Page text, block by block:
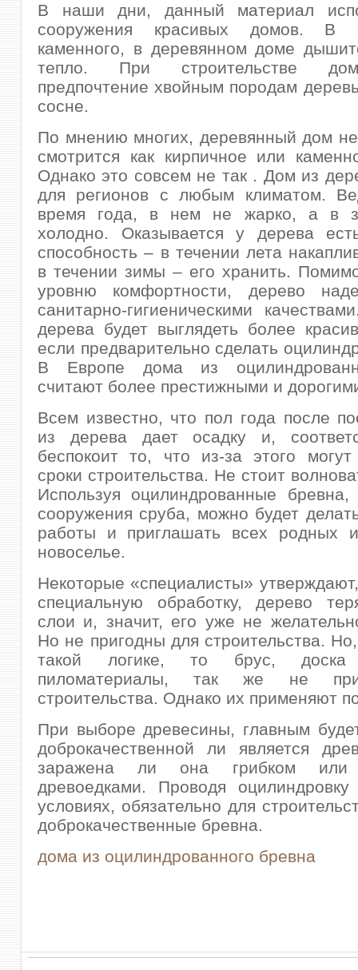
В наши дни, данный материал
сооружения красивых домов. В
каменного, в деревянном доме
тепло. При строительстве
предпочтение хвойным породам
сосне.
По мнению многих, деревянный дом
смотрится как кирпичное или
Однако это совсем не так . Дом из
для регионов с любым климатом.
время года, в нем не жарко, а в
холодно. Оказывается у дерева
способность – в течении лета
в течении зимы – его хранить.
уровню комфортности, дерево
санитарно-гигиеническими
дерева будет выглядеть более
если предварительно сделать
В Европе дома из
считают более престижными и
Всем известно, что пол года после
из дерева дает осадку и,
беспокоит то, что из-за этого могут
сроки строительства. Не стоит
Используя оцилиндрованные бревна,
сооружения сруба, можно будет
работы и приглашать всех родных
новоселье.
Некоторые «специалисты»
специальную обработку, дерево
слои и, значит, его уже не
Но не пригодны для строительства.
такой логике, то брус,
пиломатериалы, так же не
строительства. Однако их применяют
При выборе древесины, главным
доброкачественной ли является
заражена ли она грибком
древоедками. Проводя оцилиндровку
условиях, обязательно для
доброкачественные бревна.
дома из оцилиндрованного бревна